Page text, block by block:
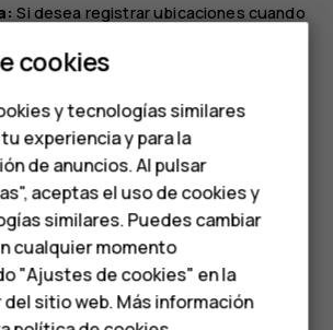
de gama
para
mayores
M
Si desea registrar ubicaciones cuando
en interiores o entre edificios altos,
útil?
cookies
y tecnologías similares
experiencia y para la
de anuncios. Al pulsar
aceptas el uso de cookies y
similares. Puedes cambiar
cualquier momento
"Ajustes de cookies" en la
sitio web. Más información